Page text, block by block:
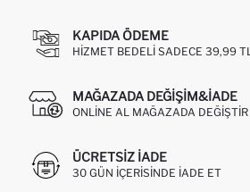
KAPIDA ÖDEME
HIZMET BEDELI SADECE 39,99 TL
MAĞAZADA DEĞIŞIM&İADE
ONLINE AL MAĞAZADA DEĞIŞTIR
ÜCRETSIZ IADE
30 GÜN IÇERISINDE IADE ET